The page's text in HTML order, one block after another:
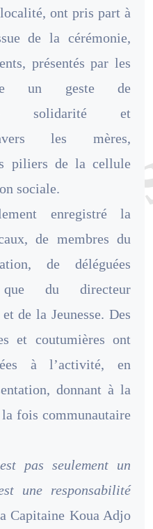
ont pris part à
de la cérémonie,
présentés par les
un geste de
de solidarité et
les mères,
piliers de la cellule
sociale.
enregistré la
de membres du
de déléguées
du directeur
de la Jeunesse. Des
et coutumières ont
à l’activité, en
donnant à la
fois communautaire
pas seulement un
une responsabilité
Capitaine Koua Adjo